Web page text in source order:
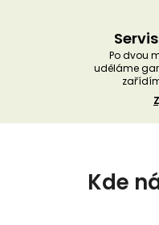
Po dvou
uděláme
Kde